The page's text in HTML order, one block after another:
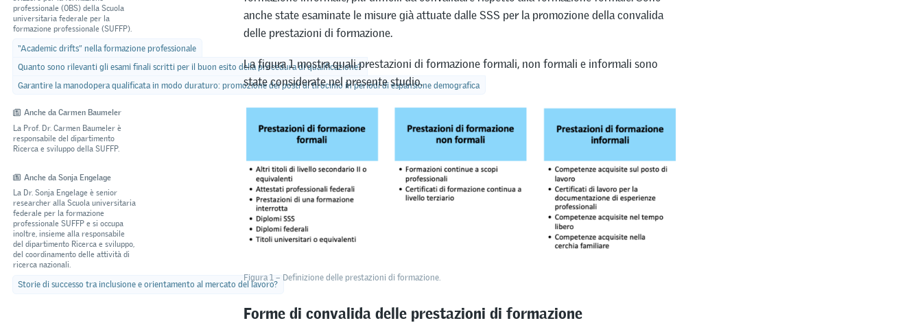
professionale (OBS) della Scuola
universitaria federale per la
formazione professionale (SUFFP).
“Academic drifts” nella formazione professionale
Quanto sono rilevanti gli esami finali scritti per il buon esito della procedura di qualificazione?
Garantire la manodopera qualificata in modo duraturo: promozione dei posti di tirocinio in periodi di espansione demografica
Anche da Carmen Baumeler
La Prof. Dr. Carmen Baumeler è
responsabile del dipartimento
Ricerca e sviluppo della SUFFP.
Anche da Sonja Engelage
La Dr. Sonja Engelage è senior
researcher alla Scuola universitaria
federale per la formazione
professionale SUFFP e si occupa
inoltre, insieme alla responsabile
del dipartimento Ricerca e sviluppo,
del coordinamento delle attività di
ricerca nazionali.
Storie di successo tra inclusione e orientamento al mercato del lavoro?
anche state esaminate le misure già attuate dalle SSS per la promozione della convalida
delle prestazioni di formazione.
La figura 1 mostra quali prestazioni di formazione formali, non formali e informali sono
state considerate nel presente studio.
Figura 1 – Definizione delle prestazioni di formazione.
Forme di convalida delle prestazioni di formazione